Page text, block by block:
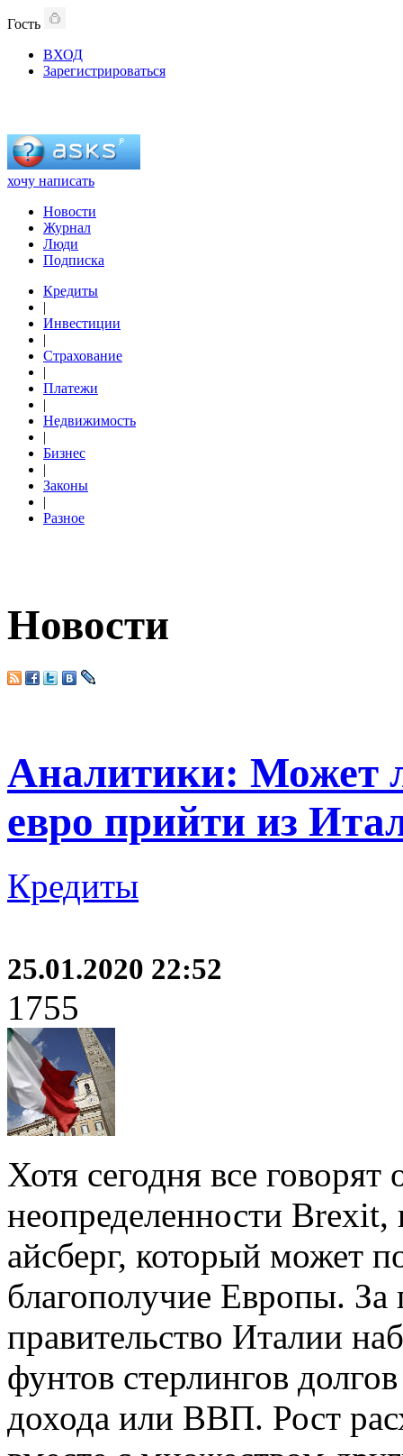
Гость
ВХОД
Зарегистрироваться
хочу написать
Новости
Журнал
Люди
Подписка
Кредиты
|
Инвестиции
|
Страхование
|
Платежи
|
Недвижимость
|
Бизнес
|
Законы
|
Разное
Новости
Аналитики: Может
евро прийти из
Кредиты
25.01.2020 22:52
1755
Хотя сегодня все
неопределенности Brexit,
айсберг, который может
благополучие Европы.
правительство Италии
фунтов стерлингов
дохода или ВВП. Рост